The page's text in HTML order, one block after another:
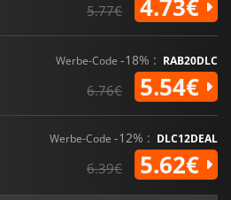
5.77€ 4.73€
Werbe-Code -18% : RAB20DLC
6.76€ 5.54€
Werbe-Code -12% : DLC12DEAL
6.39€ 5.62€